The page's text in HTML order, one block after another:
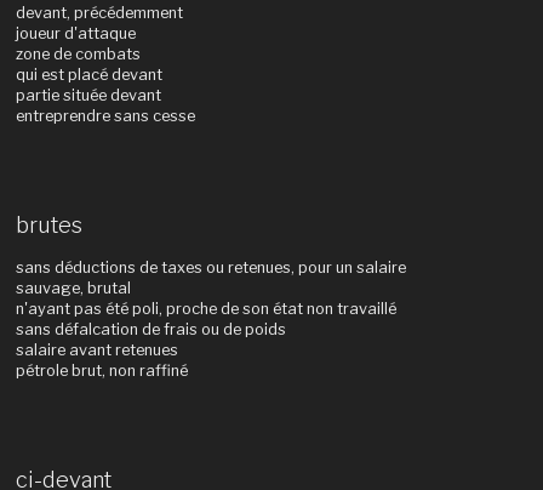
devant, précédemment
joueur d'attaque
zone de combats
qui est placé devant
partie située devant
entreprendre sans cesse
brutes
sans déductions de taxes ou retenues, pour un salaire
sauvage, brutal
n'ayant pas été poli, proche de son état non travaillé
sans défalcation de frais ou de poids
salaire avant retenues
pétrole brut, non raffiné
ci-devant